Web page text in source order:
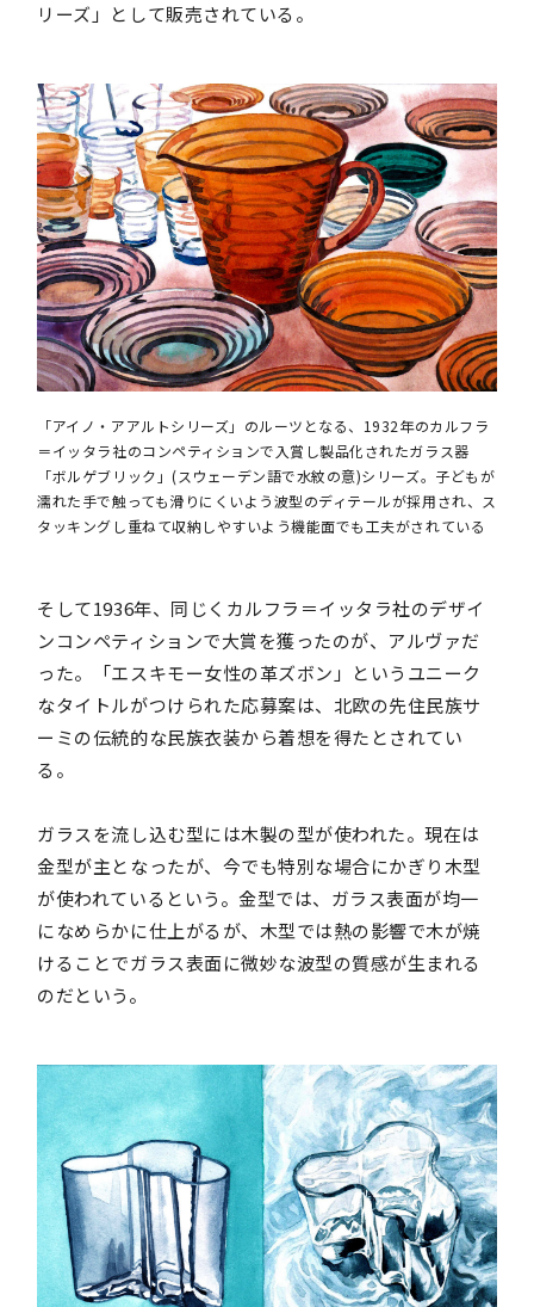
リーズ」として販売されている。
「アイノ・アアルトシリーズ」のルーツとなる、1932年のカルフラ
＝イッタラ社のコンペティションで入賞し製品化されたガラス器
「ボルゲブリック」(スウェーデン語で水紋の意)シリーズ。子どもが
濡れた手で触っても滑りにくいよう波型のディテールが採用され、ス
タッキングし重ねて収納しやすいよう機能面でも工夫がされている
そして1936年、同じくカルフラ＝イッタラ社のデザイ
ンコンペティションで大賞を獲ったのが、アルヴァだ
った。「エスキモー女性の革ズボン」というユニーク
なタイトルがつけられた応募案は、北欧の先住民族サ
ーミの伝統的な民族衣装から着想を得たとされてい
る。
ガラスを流し込む型には木製の型が使われた。現在は
金型が主となったが、今でも特別な場合にかぎり木型
が使われているという。金型では、ガラス表面が均一
になめらかに仕上がるが、木型では熱の影響で木が焼
けることでガラス表面に微妙な波型の質感が生まれる
のだという。